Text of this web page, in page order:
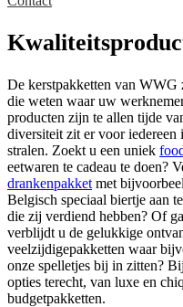
De kerstpakketten van WWG
die weten waar uw
producten zijn te allen tijde
diversiteit zit er voor iedereen
stralen. Zoekt u een uniek
eetwaren te cadeau te doen?
drankenpakket met
Belgisch speciaal biertje aan
die zij verdiend hebben? Of
verblijdt u de gelukkige
veelzijdigepakketten waar
onze spelletjes bij in zitten?
opties terecht, van luxe en
budgetpakketten.